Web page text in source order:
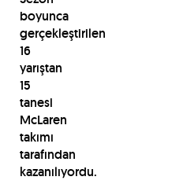
boyunca
gerçekleştirilen
16
yarıştan
15
tanesi
McLaren
takımı
tarafından
kazanılıyordu.